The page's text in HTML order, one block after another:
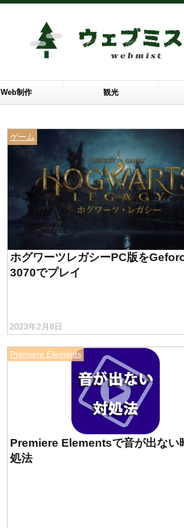
Web制作 観光
ゲーム
ホグワーツレガシーPC版を
3070でプレイ
2023年2月8日
Premiere Elements
Premiere Elementsで音が出ない
処法